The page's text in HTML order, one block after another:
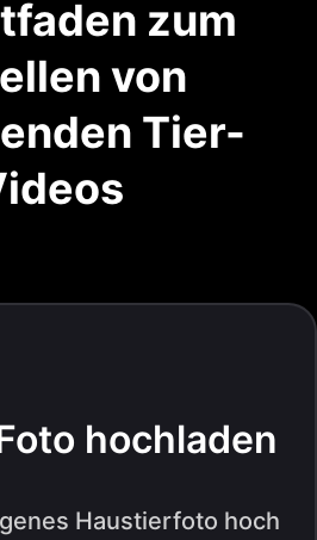
zum
von
Tier-
hochladen
Haustierfoto hoch